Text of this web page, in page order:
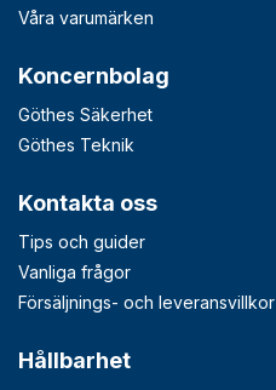
Våra varumärken
Koncernbolag
Göthes Säkerhet
Göthes Teknik
Kontakta oss
Tips och guider
Vanliga frågor
Försäljnings- och leveransvillkor
Hållbarhet